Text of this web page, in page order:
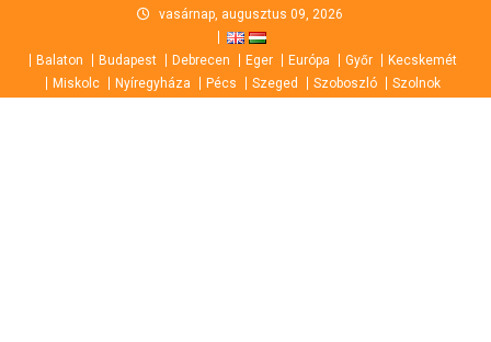
content
vasárnap, augusztus 09, 2026
Balaton Budapest Debrecen Eger Európa Győr
Kecskemét
Miskolc
Nyíregyháza Pécs Szeged Szoboszló Szolnok